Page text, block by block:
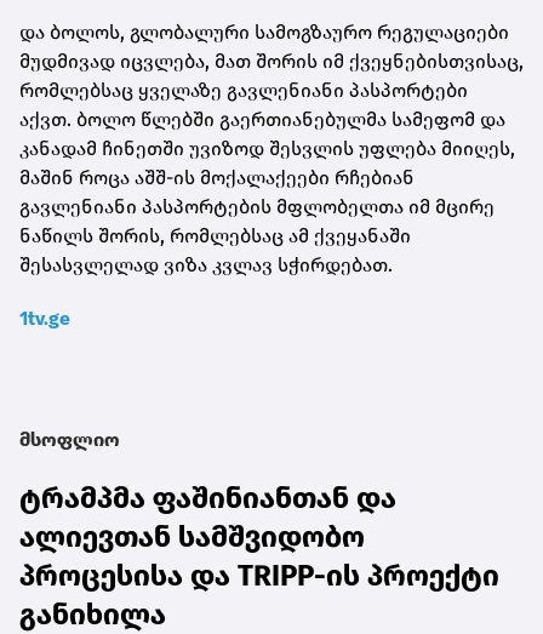
და ბოლოს, გლობალური სამოგზაურო რეგულაციები
მუდმივად იცვლება, მათ შორის იმ ქვეყნებისთვისაც,
რომლებსაც ყველაზე გავლენიანი პასპორტები
აქვთ. ბოლო წლებში გაერთიანებულმა სამეფომ და
კანადამ ჩინეთში უვიზოდ შესვლის უფლება მიიღეს,
მაშინ როცა აშშ-ის მოქალაქეები რჩებიან
გავლენიანი პასპორტების მფლობელთა იმ მცირე
ნაწილს შორის, რომლებსაც ამ ქვეყანაში
შესასვლელად ვიზა კვლავ სჭირდებათ.
1tv.ge
მსოფლიო
ტრამპმა ფაშინიანთან და
ალიევთან სამშვიდობო
პროცესისა და TRIPP-ის პროექტი
განიხილა